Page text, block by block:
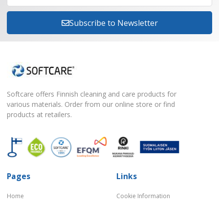
Subscribe to Newsletter
Softcare offers Finnish cleaning and care products for
various materials. Order from our online store or find
products at retailers.
Pages
Home
Links
Cookie Information